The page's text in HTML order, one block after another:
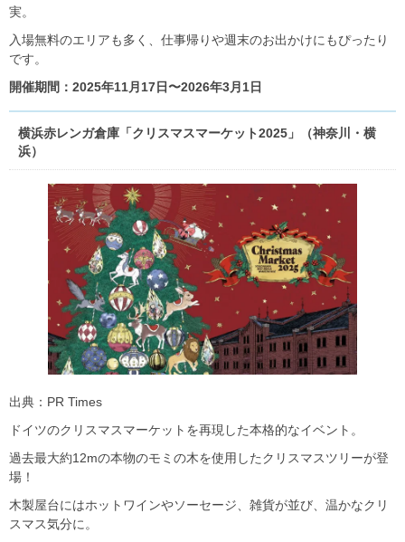
実。
入場無料のエリアも多く、仕事帰りや週末のお出かけにもぴったり
です。
開催期間：2025年11月17日〜2026年3月1日
横浜赤レンガ倉庫「クリスマスマーケット2025」（神奈川・横
浜）
出典：PR Times
ドイツのクリスマスマーケットを再現した本格的なイベント。
過去最大約12mの本物のモミの木を使用したクリスマスツリーが登
場！
木製屋台にはホットワインやソーセージ、雑貨が並び、温かなクリ
スマス気分に。